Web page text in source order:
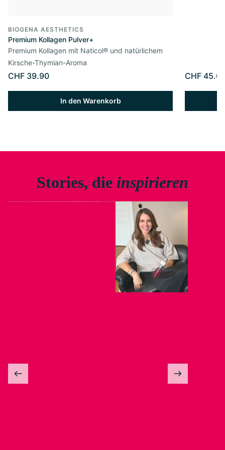
BIOGENA AESTHETICS
Premium Kollagen Pulver+
Premium Kollagen mit Naticol® und natürlichem
Kirsche-Thymian-Aroma
CHF 39.90
In den Warenkorb
CHF
Stories, die inspirieren